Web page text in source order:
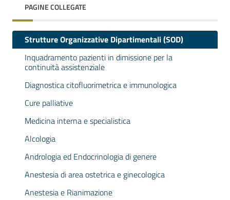
PAGINE COLLEGATE
Strutture Organizzative Dipartimentali (SOD)
Inquadramento pazienti in dimissione per la
continuità assistenziale
Diagnostica citofluorimetrica e immunologica
Cure palliative
Medicina interna e specialistica
Alcologia
Andrologia ed Endocrinologia di genere
Anestesia di area ostetrica e ginecologica
Anestesia e Rianimazione